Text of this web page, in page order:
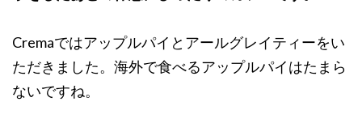
Cremaではアップルパイとアールグレイティーをい
ただきました。海外で食べるアップルパイはたまら
ないですね。